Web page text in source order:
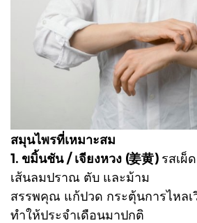
สมุนไพรที่เหมาะสม
1. ขมิ้นชัน / เจียงหวง (姜黄) รสเผ็
เส้นลมปราณ ตับ และม้าม
สรรพคุณ แก้ปวด กระตุ้นการไหลเ
ทำให้ประจำเดือนมาปกติ